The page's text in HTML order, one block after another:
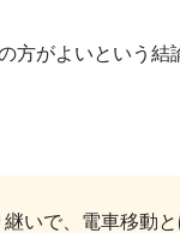
方がよいという結
いで、電車移動